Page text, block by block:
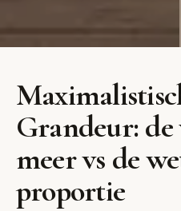
Meer is meer: kleur, textuur en
persoonlijkheid
Grandeur:
meer vs de
proportie